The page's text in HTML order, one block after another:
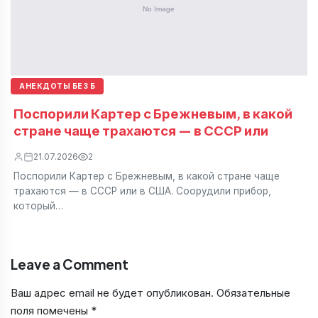
АНЕКДОТЫ БЕЗ Б
Поспорили Картер с Брежневым, в какой
стране чаще трахаются — в СССР или
21.07.2026 2
Поспорили Картер с Брежневым, в какой стране чаще
трахаются — в СССР или в США. Соорудили прибор,
который…
Leave a Comment
Ваш адрес email не будет опубликован. Обязательные
поля помечены *